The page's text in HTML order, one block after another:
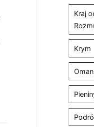
Kraj
Krym
Oman